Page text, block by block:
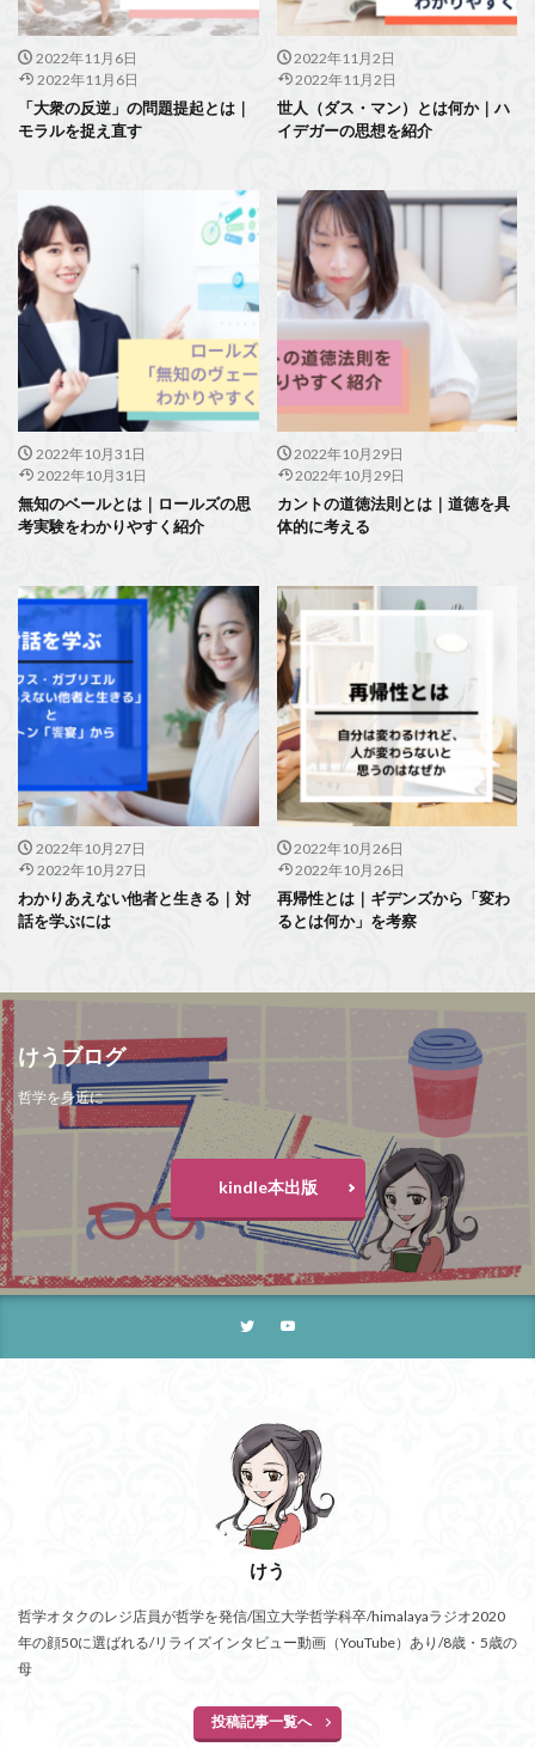
2022年11月6日
2022年11月6日
「大衆の反逆」の問題提起とは｜
モラルを捉え直す
2022年11月2日
2022年11月2日
世人（ダス・マン）とは何か｜ハ
イデガーの思想を紹介
2022年10月31日
2022年10月31日
無知のベールとは｜ロールズの思
考実験をわかりやすく紹介
2022年10月29日
2022年10月29日
カントの道徳法則とは｜道徳を具
体的に考える
2022年10月27日
2022年10月27日
わかりあえない他者と生きる｜対
話を学ぶには
2022年10月26日
2022年10月26日
再帰性とは｜ギデンズから「変わ
るとは何か」を考察
けうブログ
哲学を身近に
kindle本出版
けう
哲学オタクのレジ店員が哲学を発信/国立大学哲学科卒/himalayaラジオ2020
年の顔50に選ばれる/リライズインタビュー動画（YouTube）あり/8歳・5歳の
母
投稿記事一覧へ